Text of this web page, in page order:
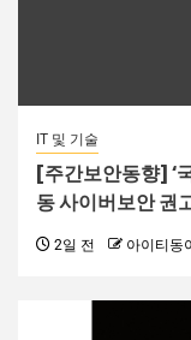
IT 및 기술
[주간보안동향] ‘
동 사이버보안 권
2일 전 아이티동